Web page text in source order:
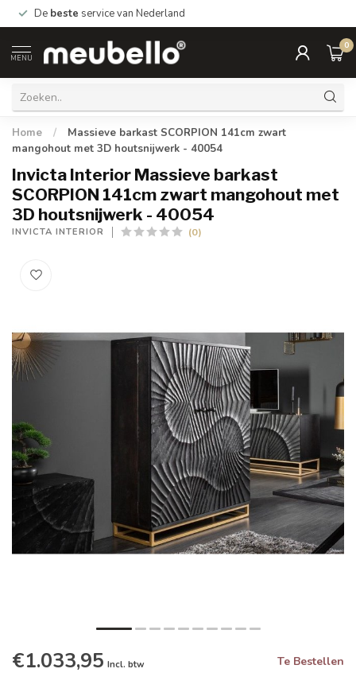
De beste service van Nederland
MENU
0
Home /
Massieve barkast SCORPION 141cm zwart
mangohout met 3D houtsnijwerk - 40054
Invicta Interior Massieve barkast
SCORPION 141cm zwart mangohout met
3D houtsnijwerk - 40054
INVICTA INTERIOR (0)
€1.033,95 Incl. btw Te Bestellen